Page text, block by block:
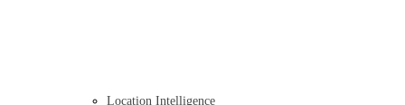
Location Intelligence